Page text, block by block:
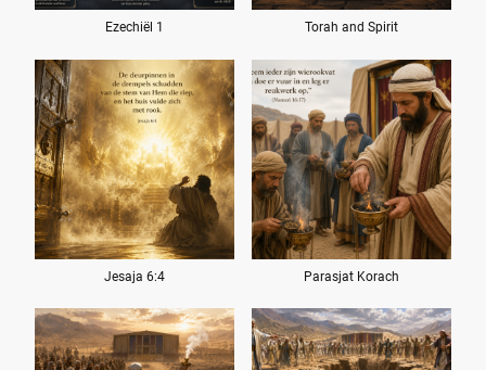
Ezechiël 1 Torah and Spirit
Jesaja 6:4 Parasjat Korach